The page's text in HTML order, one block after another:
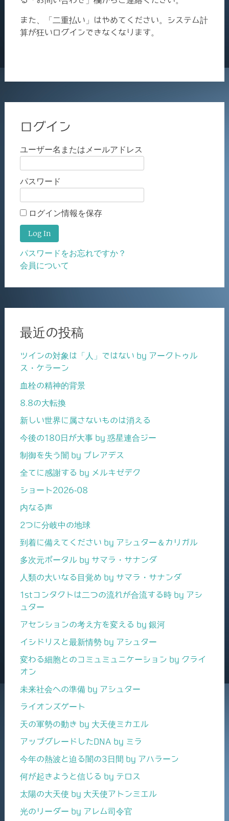
また、「二重払い」はやめてください。システム計
算が狂いログインできなくなります。
ログイン
ユーザー名またはメールアドレス
パスワード
ログイン情報を保存
パスワードをお忘れですか？
会員について
最近の投稿
ツインの対象は「人」ではない by アークトゥル
ス・ケラーン
血栓の精神的背景
8.8の大転換
新しい世界に属さないものは消える
今後の180日が大事 by 惑星連合ジー
制御を失う闇 by プレアデス
全てに感謝する by メルキゼデク
ショート2026-08
内なる声
2つに分岐中の地球
到着に備えてください by アシュター＆カリガル
多次元ポータル by サマラ・サナンダ
人類の大いなる目覚め by サマラ・サナンダ
1stコンタクトは二つの流れが合流する時 by アシ
ュター
アセンションの考え方を変える by 銀河
イシドリスと最新情勢 by アシュター
変わる細胞とのコミュミュニケーション by クライ
オン
未来社会への準備 by アシュター
ライオンズゲート
天の軍勢の動き by 大天使ミカエル
アップグレードしたDNA by ミラ
今年の熱波と迫る闇の3日間 by アハラーン
何が起きようと信じる by テロス
太陽の大天使 by 大天使アトンミエル
光のリーダー by アレム司令官